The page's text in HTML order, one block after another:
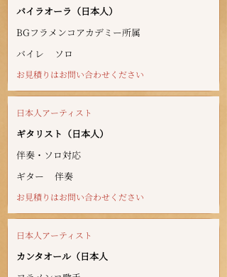
バイラオーラ（日本人）
BGフラメンコアカデミー所属
バイレ
ソロ
お見積りはお問い合わせください
日本人アーティスト
ギタリスト（日本人）
伴奏・ソロ対応
ギター
伴奏
お見積りはお問い合わせください
日本人アーティスト
カンタオール（日本人